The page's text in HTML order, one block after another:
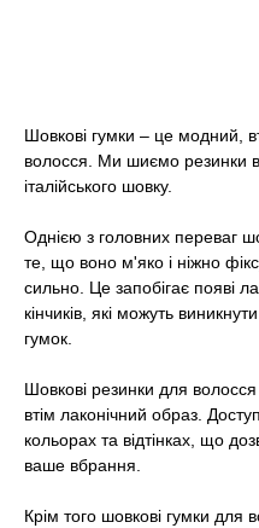
Шовкові гумки – це модний,
волосся. Ми шиємо резинки
італійського шовку.
Однією з головних переваг
те, що воно м'яко і ніжно
сильно. Це запобігає появі
кінчиків, які можуть
гумок.
Шовкові резинки для
втім лаконічний образ.
кольорах та відтінках, що
ваше вбрання.
Крім того шовкові гумки для